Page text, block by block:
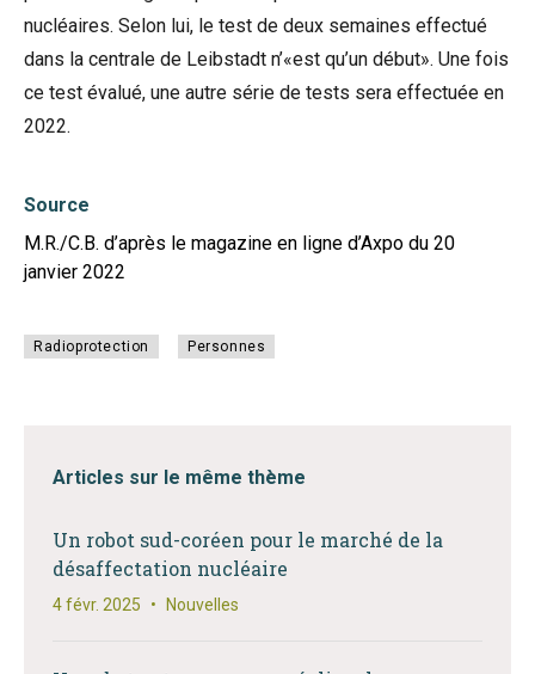
nucléaires. Selon lui, le test de deux semaines effectué
dans la centrale de Leibstadt n’«est qu’un début». Une fois
ce test évalué, une autre série de tests sera effectuée en
2022.
Source
M.R./C.B. d’après le magazine en ligne d’Axpo du 20
janvier 2022
Radioprotection Personnes
Articles sur le même thème
Un robot sud-coréen pour le marché de la
désaffectation nucléaire
4 févr. 2025 • Nouvelles